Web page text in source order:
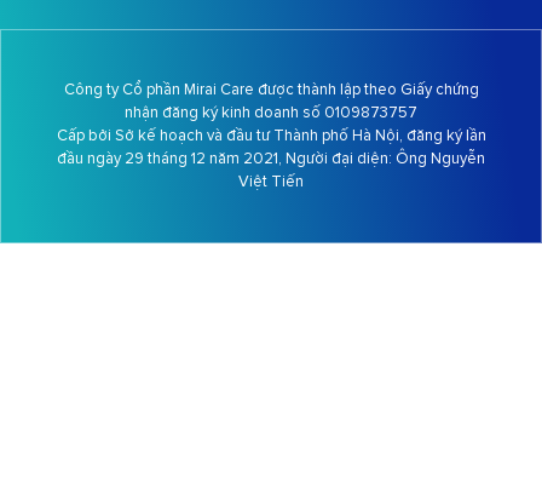
Công ty Cổ phần Mirai Care được thành lập theo Giấy chứng
nhận đăng ký kinh doanh số 0109873757
Cấp bởi Sở kế hoạch và đầu tư Thành phố Hà Nội, đăng ký lần
đầu ngày 29 tháng 12 năm 2021, Người đại diện: Ông Nguyễn
Việt Tiến